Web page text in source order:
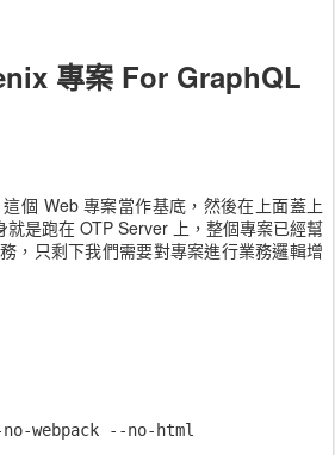
專案 For GraphQL
個 Web 專案當作基底，然後在上面蓋上
是跑在 OTP Server 上，整個專案已經幫
，只剩下我們需要對專案進行業務邏輯增
webpack --no-html